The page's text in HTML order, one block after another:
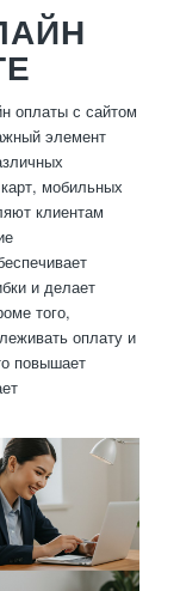
оплаты с сайтом
элемент
мобильных
клиентам
и делает
того,
оплату и
повышает